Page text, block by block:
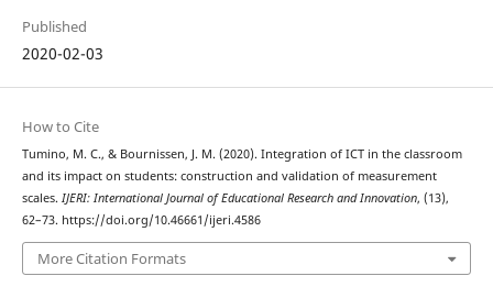
Published
2020-02-03
How to Cite
Tumino, M. C., & Bournissen, J. M. (2020). Integration of ICT in the classroom
and its impact on students: construction and validation of measurement
scales. IJERI: International Journal of Educational Research and Innovation, (13),
62–73. https://doi.org/10.46661/ijeri.4586
More Citation Formats